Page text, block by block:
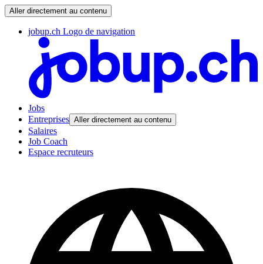
Aller directement au contenu
jobup.ch Logo de navigation
Jobs
Entreprises Aller directement au contenu
Salaires
Job Coach
Espace recruteurs